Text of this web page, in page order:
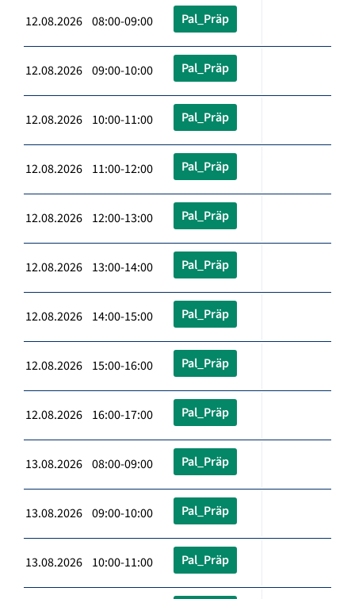
12.08.2026 08:00-09:00 Pal_Präp
12.08.2026 09:00-10:00 Pal_Präp
12.08.2026 10:00-11:00 Pal_Präp
12.08.2026 11:00-12:00 Pal_Präp
12.08.2026 12:00-13:00 Pal_Präp
12.08.2026 13:00-14:00 Pal_Präp
12.08.2026 14:00-15:00 Pal_Präp
12.08.2026 15:00-16:00 Pal_Präp
12.08.2026 16:00-17:00 Pal_Präp
13.08.2026 08:00-09:00 Pal_Präp
13.08.2026 09:00-10:00 Pal_Präp
13.08.2026 10:00-11:00 Pal_Präp